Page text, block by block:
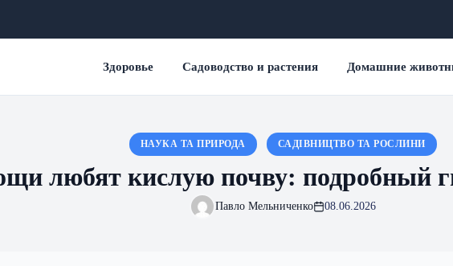
Здоровье Садоводство и растения Домашние
НАУКА ТА ПРИРОДА САДІВНИЦТВО ТА РОСЛИНИ
любят кислую почву: подробный
Павло Мельниченко 08.06.2026